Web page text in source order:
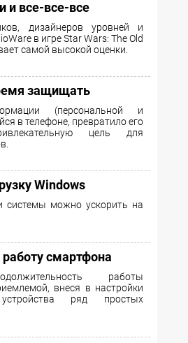
и все-все-все
дизайнеров уровней и
в игре Star Wars: The Old
самой высокой оценки.
защищать
(персональной и
в телефоне, превратило его
цель для
Windows
системы можно ускорить на
смартфона
работы
внеся в настройки
ряд простых